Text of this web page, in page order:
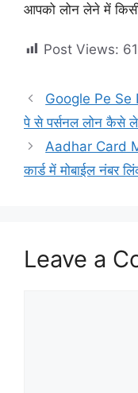
आपको लोन लेने में
Post Views: 61
Google Pe
पे से पर्सनल लोन कैसे ले |
Aadhar Card
कार्ड में मोबाईल नंबर
Leave a